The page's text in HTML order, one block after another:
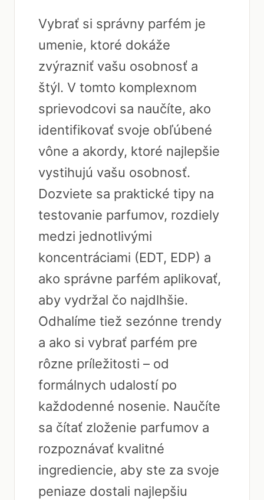
Vybrať si správny parfém je
umenie, ktoré dokáže
zvýrazniť vašu osobnosť a
štýl. V tomto komplexnom
sprievodcovi sa naučíte, ako
identifikovať svoje obľúbené
vône a akordy, ktoré najlepšie
vystihujú vašu osobnosť.
Dozviete sa praktické tipy na
testovanie parfumov, rozdiely
medzi jednotlivými
koncentráciami (EDT, EDP) a
ako správne parfém aplikovať,
aby vydržal čo najdlhšie.
Odhalíme tiež sezónne trendy
a ako si vybrať parfém pre
rôzne príležitosti – od
formálnych udalostí po
každodenné nosenie. Naučíte
sa čítať zloženie parfumov a
rozpoznávať kvalitné
ingrediencie, aby ste za svoje
peniaze dostali najlepšiu